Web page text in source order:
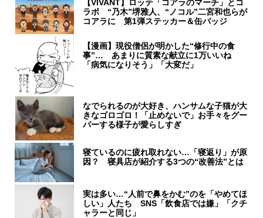
【VIVANT】ロッテ「コアラのマーチ」とコ
ラボ “乃木”堺雅人、“ノコル”二宮和也らが
コアラに 第1弾ステッカー＆缶バッジ
【漫画】現役僧侶が明かした“修行中の食
事”… あまりに質素な献立に1万いいね
「病気になりそう」「大変だ」
なでられるのが大好き、ハンサムな子猫が大
きなゴロゴロ！「止めないで」お手々をグー
パーする様子が愛らしすぎ
寝ているのに疲れ取れない…「寝返り」が原
因？ 寝具店が紹介する3つの“改善法”とは
実は多い…“人前で鼻をかむ”のを「やめてほ
しい」人たち SNS「飲食店では嫌」「クチ
ャラーと同じ」